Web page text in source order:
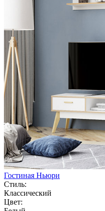
Гостиная Ньюри
Стиль:
Классический
Цвет: